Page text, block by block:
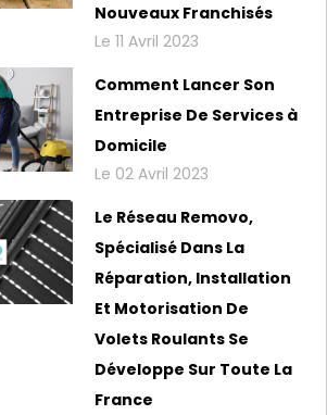
Nouveaux Franchisés
Le 11 Avril 2023
Comment Lancer Son
Entreprise De Services à
Domicile
Le 02 Avril 2023
Le Réseau Removo,
Spécialisé Dans La
Réparation, Installation
Et Motorisation De
Volets Roulants Se
Développe Sur Toute La
France